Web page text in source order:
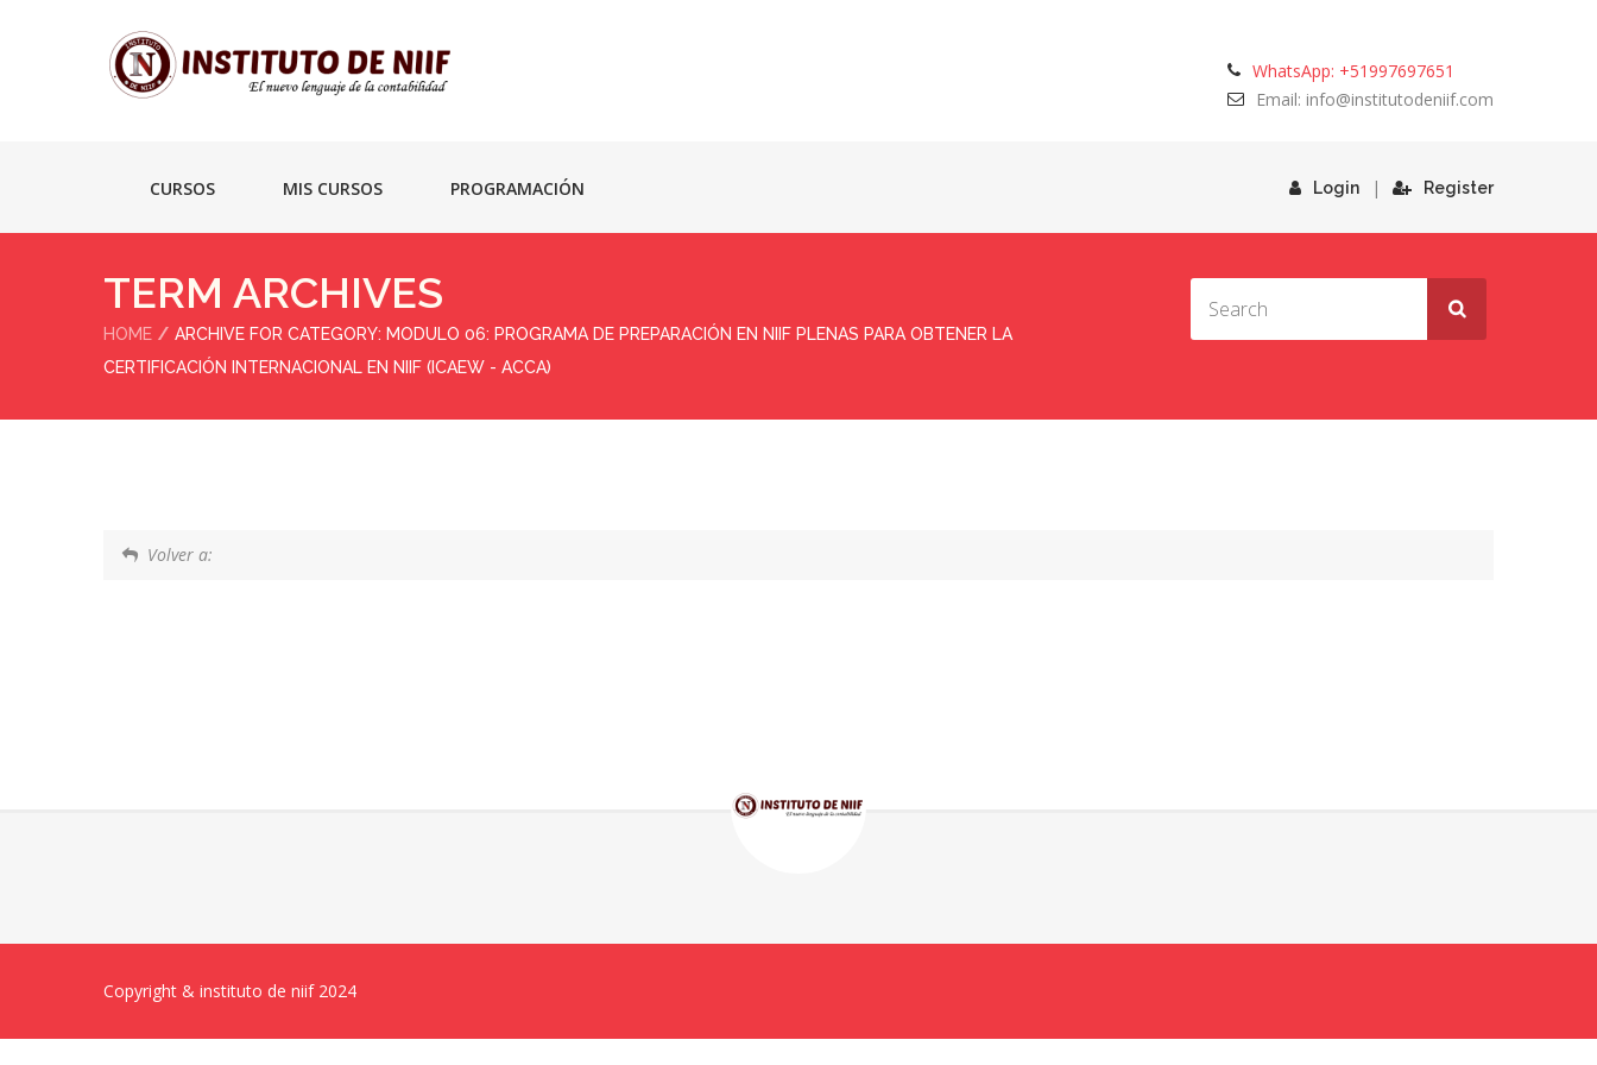
WhatsApp: +51997697651
Email: info@institutodeniif.com
CURSOS MIS CURSOS PROGRAMACIÓN Login | Register
TERM ARCHIVES
HOME
ARCHIVE FOR CATEGORY: MODULO 06: PROGRAMA DE PREPARACIÓN EN NIIF PLENAS PARA OBTENER LA
CERTIFICACIÓN INTERNACIONAL EN NIIF (ICAEW - ACCA)
Volver a:
Copyright & instituto de niif 2024